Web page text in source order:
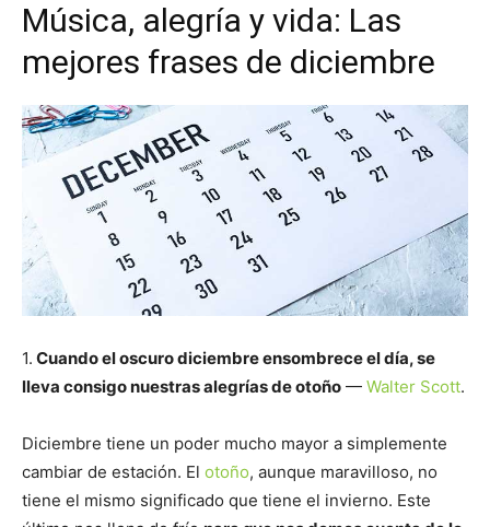
Música, alegría y vida: Las
mejores frases de diciembre
1. Cuando el oscuro diciembre ensombrece el día, se
lleva consigo nuestras alegrías de otoño — Walter Scott.
Diciembre tiene un poder mucho mayor a simplemente
cambiar de estación. El otoño, aunque maravilloso, no
tiene el mismo significado que tiene el invierno. Este